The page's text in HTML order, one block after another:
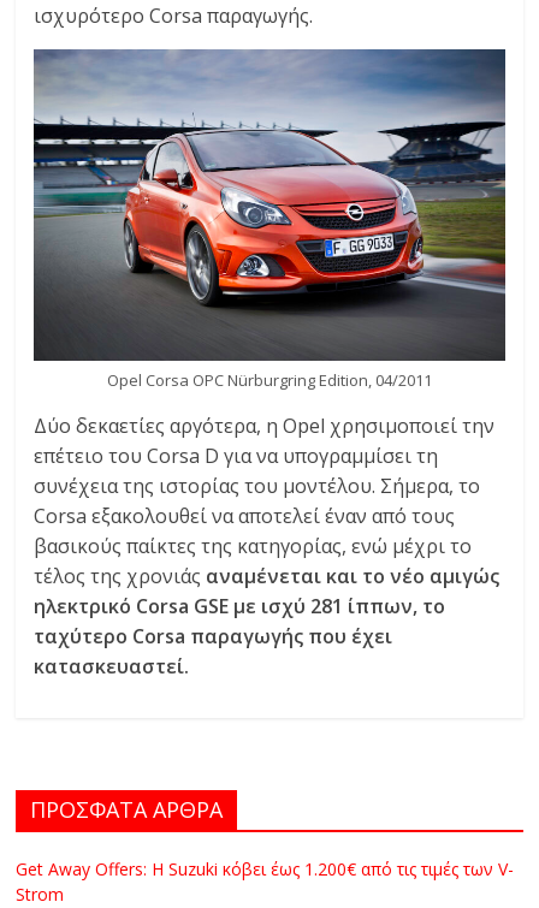
ισχυρότερο Corsa παραγωγής.
Opel Corsa OPC Nürburgring Edition, 04/2011
Δύο δεκαετίες αργότερα, η Opel χρησιμοποιεί την
επέτειο του Corsa D για να υπογραμμίσει τη
συνέχεια της ιστορίας του μοντέλου. Σήμερα, το
Corsa εξακολουθεί να αποτελεί έναν από τους
βασικούς παίκτες της κατηγορίας, ενώ μέχρι το
τέλος της χρονιάς αναμένεται και το νέο αμιγώς
ηλεκτρικό Corsa GSE με ισχύ 281 ίππων, το
ταχύτερο Corsa παραγωγής που έχει
κατασκευαστεί.
ΠΡΟΣΦΑΤΑ ΑΡΘΡΑ
Get Away Offers: Η Suzuki κόβει έως 1.200€ από τις τιμές των V-
Strom